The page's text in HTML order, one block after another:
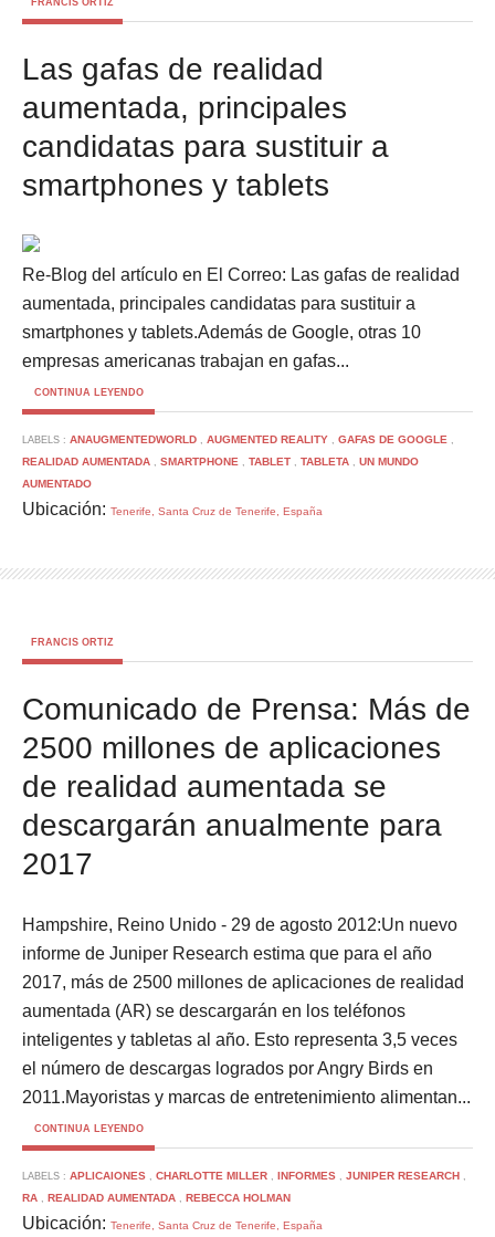
FRANCIS ORTIZ
Las gafas de realidad
aumentada, principales
candidatas para sustituir a
smartphones y tablets
Re-Blog del artículo en El Correo: Las gafas de realidad
aumentada, principales candidatas para sustituir a
smartphones y tablets.Además de Google, otras 10
empresas americanas trabajan en gafas...
CONTINUA LEYENDO
LABELS : ANAUGMENTEDWORLD , AUGMENTED REALITY , GAFAS DE GOOGLE ,
REALIDAD AUMENTADA , SMARTPHONE , TABLET , TABLETA , UN MUNDO
AUMENTADO
Ubicación: Tenerife, Santa Cruz de Tenerife, España
FRANCIS ORTIZ
Comunicado de Prensa: Más de
2500 millones de aplicaciones
de realidad aumentada se
descargarán anualmente para
2017
Hampshire, Reino Unido - 29 de agosto 2012:Un nuevo
informe de Juniper Research estima que para el año
2017, más de 2500 millones de aplicaciones de realidad
aumentada (AR) se descargarán en los teléfonos
inteligentes y tabletas al año. Esto representa 3,5 veces
el número de descargas logrados por Angry Birds en
2011.Mayoristas y marcas de entretenimiento alimentan...
CONTINUA LEYENDO
LABELS : APLICAIONES , CHARLOTTE MILLER , INFORMES , JUNIPER RESEARCH ,
RA , REALIDAD AUMENTADA , REBECCA HOLMAN
Ubicación: Tenerife, Santa Cruz de Tenerife, España